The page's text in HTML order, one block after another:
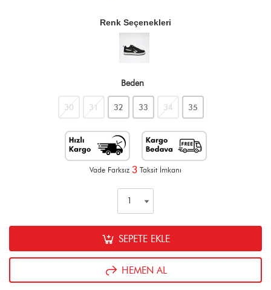
Renk Seçenekleri
Beden
30 31 32 33 34 35
Vade Farksız 3 Taksit İmkanı
SEPETE EKLE
HEMEN AL